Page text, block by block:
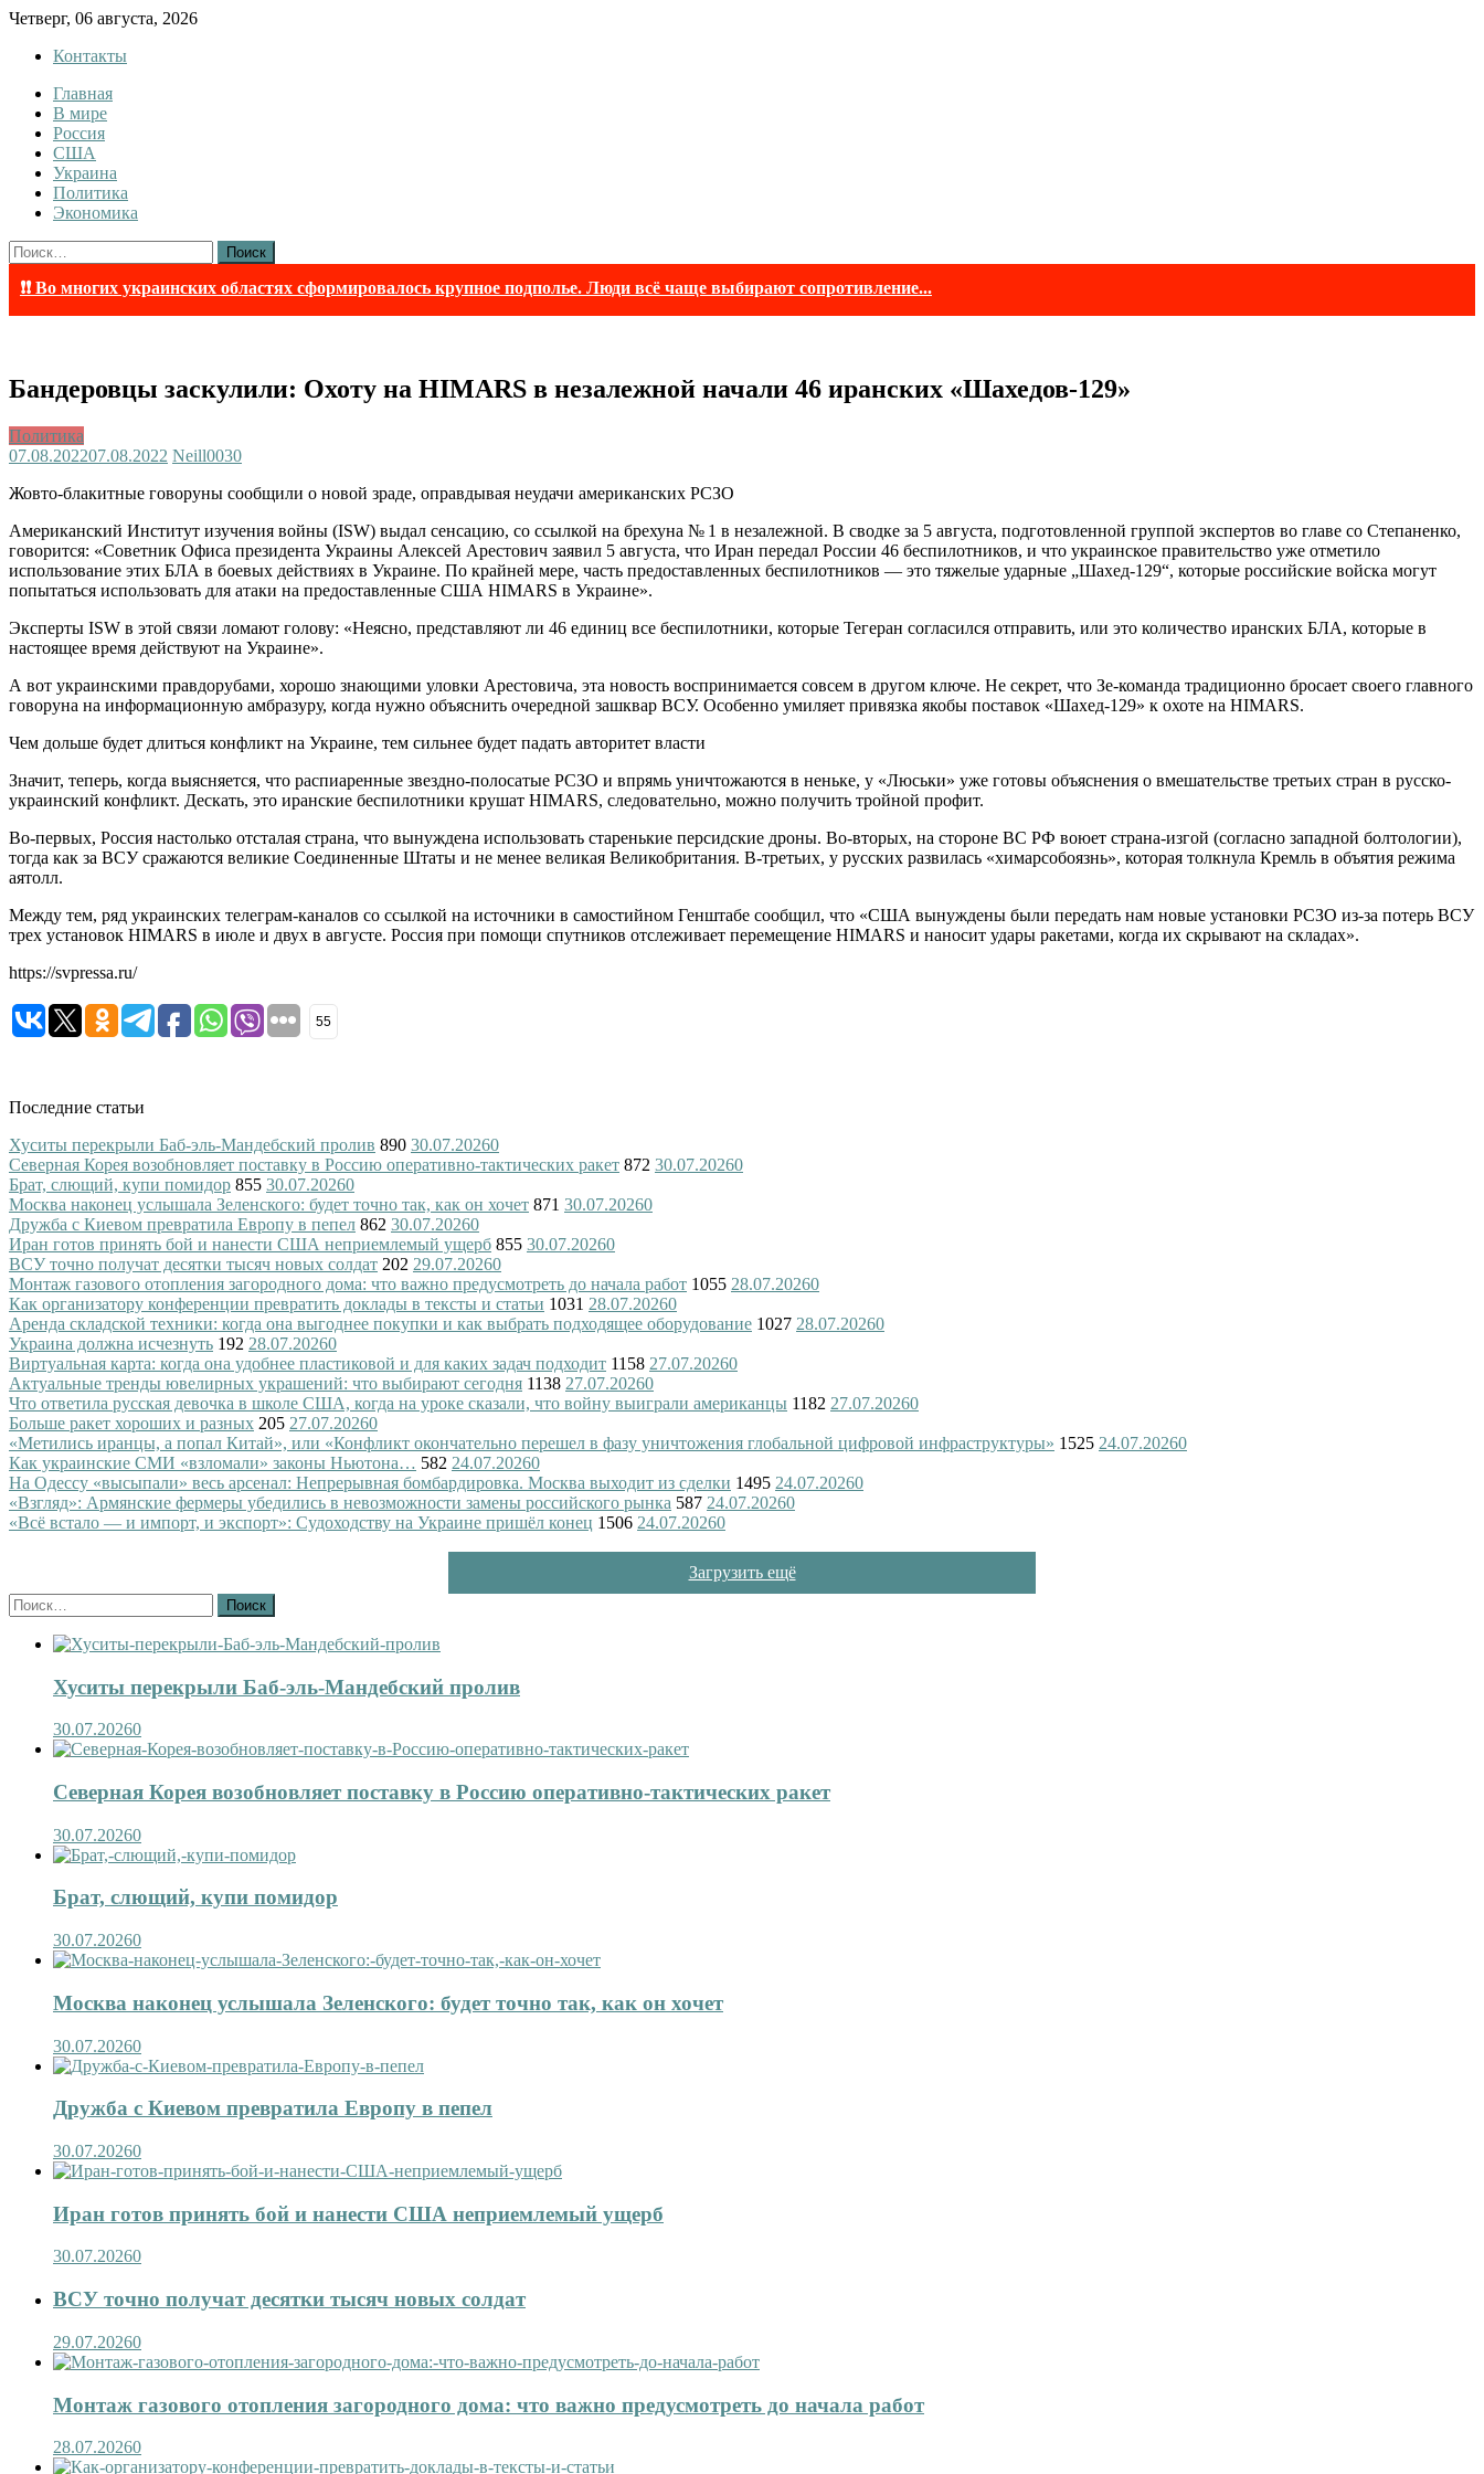
Skip
content
Четверг, 06 августа, 2026
Контакты
Tewi
Tewi — Новости
Главная
В мире
Россия
США
Украина
Политика
Экономика
Найти:
❗❗ Во многих украинских областях сформировалось крупное подполье. Люди всё чаще выбирают сопротивление...
Бандеровцы заскулили: Охоту на HIMARS в незалежной начали 46 иранских «Шахедов-129»
Политика
07.08.202207.08.2022 Neill0030
Жовто-блакитные говоруны сообщили о новой зраде, оправдывая неудачи американских РСЗО
Американский Институт изучения войны (ISW) выдал сенсацию, со ссылкой на брехуна № 1 в незалежной. В сводке за 5 августа, подготовленной группой экспертов во главе со Степаненко,
говорится: «Советник Офиса президента Украины Алексей Арестович заявил 5 августа, что Иран передал России 46 беспилотников, и что украинское правительство уже отметило
использование этих БЛА в боевых действиях в Украине. По крайней мере, часть предоставленных беспилотников — это тяжелые ударные „Шахед-129“, которые российские войска могут
попытаться использовать для атаки на предоставленные США HIMARS в Украине».
Эксперты ISW в этой связи ломают голову: «Неясно, представляют ли 46 единиц все беспилотники, которые Тегеран согласился отправить, или это количество иранских БЛА, которые в
настоящее время действуют на Украине».
А вот украинскими правдорубами, хорошо знающими уловки Арестовича, эта новость воспринимается совсем в другом ключе. Не секрет, что Зе-команда традиционно бросает своего главного
говоруна на информационную амбразуру, когда нужно объяснить очередной зашквар ВСУ. Особенно умиляет привязка якобы поставок «Шахед-129» к охоте на HIMARS.
Чем дольше будет длиться конфликт на Украине, тем сильнее будет падать авторитет власти
Значит, теперь, когда выясняется, что распиаренные звездно-полосатые РСЗО и впрямь уничтожаются в неньке, у «Люськи» уже готовы объяснения о вмешательстве третьих стран в русско-
украинский конфликт. Дескать, это иранские беспилотники крушат HIMARS, следовательно, можно получить тройной профит.
Во-первых, Россия настолько отсталая страна, что вынуждена использовать старенькие персидские дроны. Во-вторых, на стороне ВС РФ воюет страна-изгой (согласно западной болтологии),
тогда как за ВСУ сражаются великие Соединенные Штаты и не менее великая Великобритания. В-третьих, у русских развилась «химарсобоязнь», которая толкнула Кремль в объятия режима
аятолл.
Между тем, ряд украинских телеграм-каналов со ссылкой на источники в самостийном Генштабе сообщил, что «США вынуждены были передать нам новые установки РСЗО из-за потерь ВСУ
трех установок HIMARS в июле и двух в августе. Россия при помощи спутников отслеживает перемещение HIMARS и наносит удары ракетами, когда их скрывают на складах».
https://svpressa.ru/
55
Последние статьи
Хуситы перекрыли Баб-эль-Мандебский пролив 890 30.07.20260
Северная Корея возобновляет поставку в Россию оперативно-тактических ракет 872 30.07.20260
Брат, слющий, купи помидор 855 30.07.20260
Москва наконец услышала Зеленского: будет точно так, как он хочет 871 30.07.20260
Дружба с Киевом превратила Европу в пепел 862 30.07.20260
Иран готов принять бой и нанести США неприемлемый ущерб 855 30.07.20260
ВСУ точно получат десятки тысяч новых солдат 202 29.07.20260
Монтаж газового отопления загородного дома: что важно предусмотреть до начала работ 1055 28.07.20260
Как организатору конференции превратить доклады в тексты и статьи 1031 28.07.20260
Аренда складской техники: когда она выгоднее покупки и как выбрать подходящее оборудование 1027 28.07.20260
Украина должна исчезнуть 192 28.07.20260
Виртуальная карта: когда она удобнее пластиковой и для каких задач подходит 1158 27.07.20260
Актуальные тренды ювелирных украшений: что выбирают сегодня 1138 27.07.20260
Что ответила русская девочка в школе США, когда на уроке сказали, что войну выиграли американцы 1182 27.07.20260
Больше ракет хороших и разных 205 27.07.20260
«Метились иранцы, а попал Китай», или «Конфликт окончательно перешел в фазу уничтожения глобальной цифровой инфраструктуры» 1525 24.07.20260
Как украинские СМИ «взломали» законы Ньютона… 582 24.07.20260
На Одессу «высыпали» весь арсенал: Непрерывная бомбардировка. Москва выходит из сделки 1495 24.07.20260
«Взгляд»: Армянские фермеры убедились в невозможности замены российского рынка 587 24.07.20260
«Всё встало — и импорт, и экспорт»: Судоходству на Украине пришёл конец 1506 24.07.20260
Загрузить ещё
Найти:
Хуситы перекрыли Баб-эль-Мандебский пролив
30.07.20260
Северная Корея возобновляет поставку в Россию оперативно-тактических ракет
30.07.20260
Брат, слющий, купи помидор
30.07.20260
Москва наконец услышала Зеленского: будет точно так, как он хочет
30.07.20260
Дружба с Киевом превратила Европу в пепел
30.07.20260
Иран готов принять бой и нанести США неприемлемый ущерб
30.07.20260
ВСУ точно получат десятки тысяч новых солдат
29.07.20260
Монтаж газового отопления загородного дома: что важно предусмотреть до начала работ
28.07.20260